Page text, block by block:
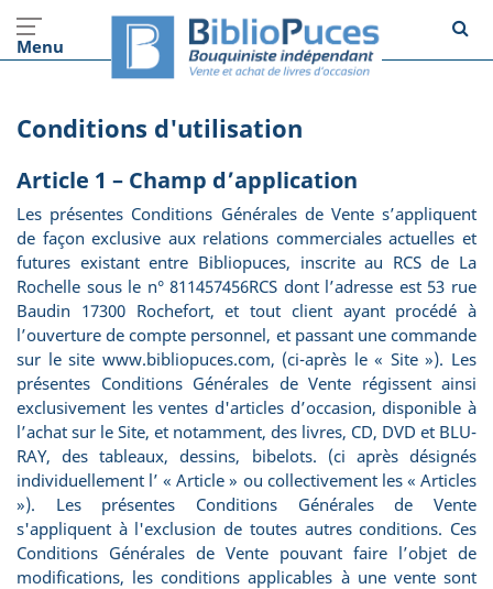
Menu
Conditions d'utilisation
Article 1 – Champ d’application
Les présentes Conditions Générales de Vente s’appliquent
de façon exclusive aux relations commerciales actuelles et
futures existant entre Bibliopuces, inscrite au RCS de La
Rochelle sous le n° 811457456RCS dont l’adresse est 53 rue
Baudin 17300 Rochefort, et tout client ayant procédé à
l’ouverture de compte personnel, et passant une commande
sur le site www.bibliopuces.com, (ci-après le « Site »). Les
présentes Conditions Générales de Vente régissent ainsi
exclusivement les ventes d'articles d’occasion, disponible à
l’achat sur le Site, et notamment, des livres, CD, DVD et BLU-
RAY, des tableaux, dessins, bibelots. (ci après désignés
individuellement l’ « Article » ou collectivement les « Articles
»). Les présentes Conditions Générales de Vente
s'appliquent à l'exclusion de toutes autres conditions. Ces
Conditions Générales de Vente pouvant faire l’objet de
modifications, les conditions applicables à une vente sont